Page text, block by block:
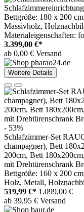
Bettgröße: 180 x 200
Massivholz,
Materialeigenschaften:
3.399,00 €*
ab 0,00 € Versand
Weitere Details
- 53%
Schlafzimmer-Set
champagner), Bett
200cm, Bett
mit Drehtürenschrank
Bettgröße: 160 x 200
Holz, Metall,
519,99 €* 1.099,00 €
ab 39,95 € Versand